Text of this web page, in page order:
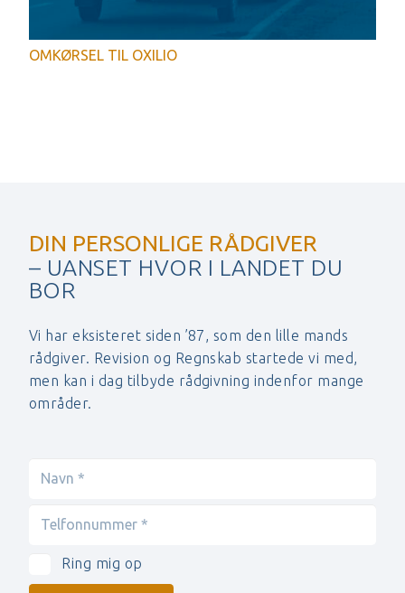
OMKØRSEL TIL OXILIO
DIN PERSONLIGE RÅDGIVER
– UANSET HVOR I LANDET DU
BOR
Vi har eksisteret siden ’87, som den lille mands
rådgiver. Revision og Regnskab startede vi med,
men kan i dag tilbyde rådgivning indenfor mange
områder.
Ring mig op